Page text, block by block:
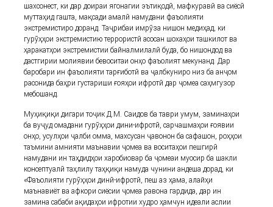
шахсонест, ки дар доираи ягонагии эътиқодӣ, мафкуравӣ ва сиёсӣ
муттаҳид гашта, мақсади амалӣ намудани фаъолияти
экстремистиро доранд. Таҷрибаи имрӯза нишон медиҳад, ки
гурӯҳҳои экстремистию террористӣ асосан шохаҳои ташкилот ва
ҳаракатҳои экстремистии байналмилалӣ буда, бо нишондод ва
дастгирии молиявии бевоситаи онҳо фаъолият мекунанд. Дар
баробари ин фаъолияти тарғиботӣ ва ҷалбкуниро низ ба анҷом
расонида баҳри густариши ғояҳои ифротӣ дар ҷомеа саҳмгузор
мебошанд.
Муҳиқиқи дигари тоҷик Д.М. Саидов ба таври умум, заминаҳои
ба вуҷуд омадани гурӯҳҳои дини-ифротӣ, сарчашмаҳои ғоявии
онҳо, усулҳои ҷалби омма, махсусан ҷавонон ба сафашон, роҳҳои
таъмини амнияти маънавии ҷомеа ва воситаҳои пешгирӣ
намудани ин таҳдидҳои харобиовар ба ҷомеаи муосир ба шакли
консептуалӣ таҳлилу таҳқиқи намуда чунини андеша дорад, ки
«Фаъолияти гурӯҳҳои динӣ-ифротӣ, пеш аз ҳама, алайҳи
маънавиёт ва афкори сиёсии ҷомеа равона гардида, дар ин
замина сабаби ақидаҳои ифротии худро ҳамчун идеали аслии